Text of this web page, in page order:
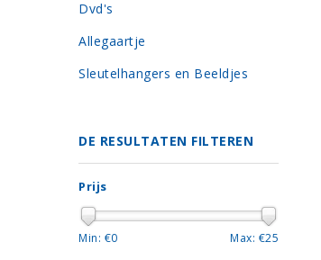
Dvd's
Allegaartje
Sleutelhangers en Beeldjes
DE RESULTATEN FILTEREN
Prijs
Min: €0 Max: €25